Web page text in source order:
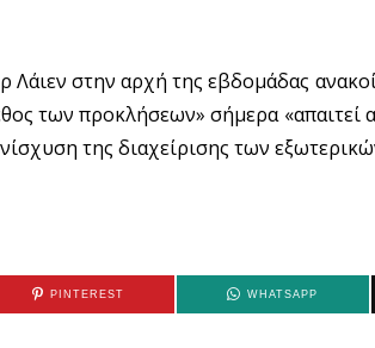
στην αρχή της εβδομάδας
των προκλήσεων» σήμερα
της διαχείρισης των
PINTEREST WHATSAPP